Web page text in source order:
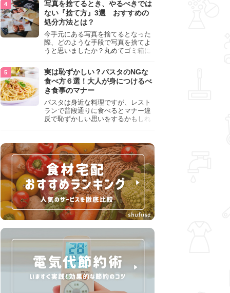
『NG行為』をチェックしましょう。
写真を捨てるとき、やるべきでは
ない『捨て方』3選 おすすめの
処分方法とは？
今手元にある写真を捨てるとなった
際、どのような手段で写真を捨てよ
うと思いましたか？丸めてゴミ箱に
真は個人情報が詰まっているので、
ただ丸めただけの状態で捨ててしま
うのは危険です。写真にすべきでは
ない捨て方をまとめているので、ぜ
ひチェックしておきましょう。
実は恥ずかしい？パスタのNGな
食べ方６選！大人が身につけるべ
き食事のマナー
パスタは身近な料理ですが、レスト
ランで普段通りに食べるとマナー違
反で恥ずかしい思いをするかもしれ
して、正しい食べ方を確認しましょ
う。大人の嗜みとして知っておきた
い新常識を解説します。